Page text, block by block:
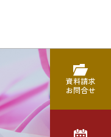
資料請求
お問合せ